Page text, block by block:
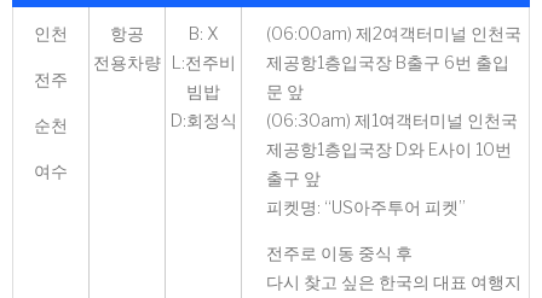
인천
전주
순천
여수
항공
전용차량
B: X
L:전주비
빔밥
D:회정식
(06:00am) 제2여객터미널 인천국
제공항1층입국장 B출구 6번 출입
문 앞
(06:30am) 제1여객터미널 인천국
제공항1층입국장 D와 E사이 10번
출구 앞
피켓명: “US아주투어 피켓”
전주로 이동 중식 후
다시 찾고 싶은 한국의 대표 여행지